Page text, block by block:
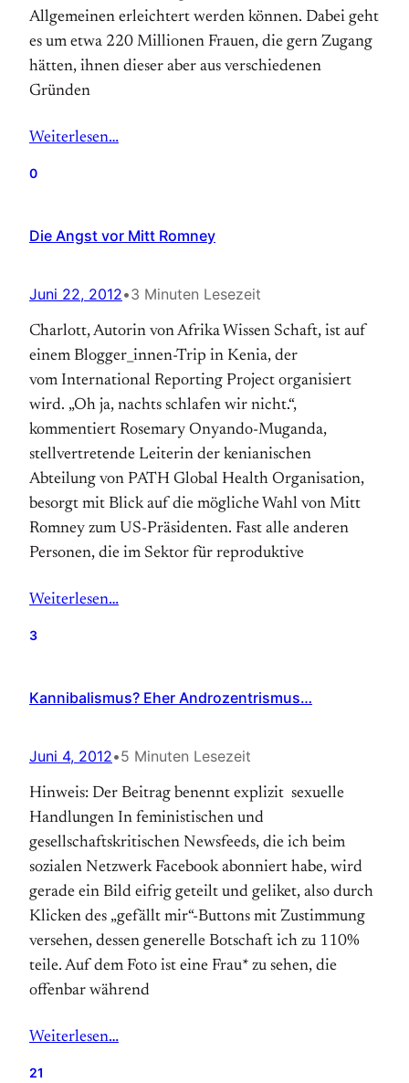
Allgemeinen erleichtert werden können. Dabei geht
es um etwa 220 Millionen Frauen, die gern Zugang
hätten, ihnen dieser aber aus verschiedenen
Gründen
Weiterlesen…
0
Die Angst vor Mitt Romney
Juni 22, 2012•3 Minuten Lesezeit
Charlott, Autorin von Afrika Wissen Schaft, ist auf
einem Blogger_innen-Trip in Kenia, der
vom International Reporting Project organisiert
wird. „Oh ja, nachts schlafen wir nicht.“,
kommentiert Rosemary Onyando-Muganda,
stellvertretende Leiterin der kenianischen
Abteilung von PATH Global Health Organisation,
besorgt mit Blick auf die mögliche Wahl von Mitt
Romney zum US-Präsidenten. Fast alle anderen
Personen, die im Sektor für reproduktive
Weiterlesen…
3
Kannibalismus? Eher Androzentrismus…
Juni 4, 2012•5 Minuten Lesezeit
Hinweis: Der Beitrag benennt explizit sexuelle
Handlungen In feministischen und
gesellschaftskritischen Newsfeeds, die ich beim
sozialen Netzwerk Facebook abonniert habe, wird
gerade ein Bild eifrig geteilt und geliket, also durch
Klicken des „gefällt mir“-Buttons mit Zustimmung
versehen, dessen generelle Botschaft ich zu 110%
teile. Auf dem Foto ist eine Frau* zu sehen, die
offenbar während
Weiterlesen…
21